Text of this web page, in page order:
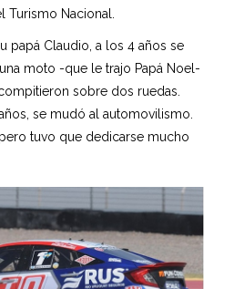
Turismo Nacional.
papá Claudio, a los 4 años se
moto -que le trajo Papá Noel-
sobre dos ruedas.
se mudó al automovilismo.
tuvo que dedicarse mucho